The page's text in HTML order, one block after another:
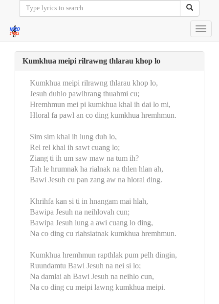
Kumkhua meipi rilrawng thlarau khop lo
Kumkhua meipi rilrawng thlarau khop lo,
Jesuh duhlo pawlhrang thuahmi cu;
Hremhmun mei pi kumkhua khal ih dai lo mi,
Hloral fa pawl an co ding kumkhua hremhmun.
Sim sim khal ih lung duh lo,
Rel rel khal ih sawt cuang lo;
Ziang ti ih um saw maw na tum ih?
Tah le hrumnak ha rialnak na thlen hlan ah,
Bawi Jesuh cu pan zang aw na hloral ding.
Khrihfa kan si ti in hnangam mai hlah,
Bawipa Jesuh na neihlovah cun;
Bawipa Jesuh lung a awi cuang lo ding,
Na co ding cu riahsiatnak kumkhua hremhmun.
Kumkhua hremhmun rapthlak pum pelh dingin,
Ruundamtu Bawi Jesuh na nei si lo;
Na damlai ah Bawi Jesuh na neihlo cun,
Na co ding cu meipi lawng kumkhua meipi.